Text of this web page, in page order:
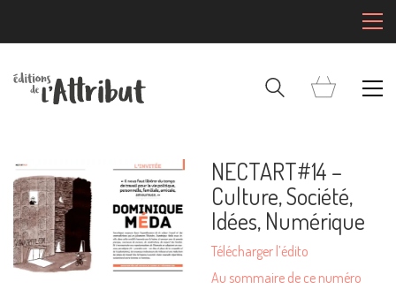
NECTART#14 –
Culture, Société,
Idées, Numérique
Télécharger l’édito
Au sommaire de ce numéro